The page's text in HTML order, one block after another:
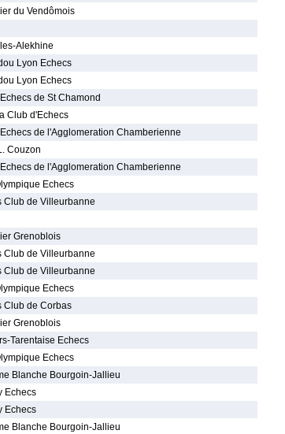
du Vendômois
Alekhine
Lyon Echecs
Lyon Echecs
de St Chamond
Club d'Echecs
de l'Agglomeration Chamberienne
Couzon
de l'Agglomeration Chamberienne
Echecs
Club de Villeurbanne
Grenoblois
Club de Villeurbanne
Club de Villeurbanne
Echecs
Club de Corbas
Grenoblois
Tarentaise Echecs
Echecs
Blanche Bourgoin-Jallieu
Echecs
Echecs
Blanche Bourgoin-Jallieu